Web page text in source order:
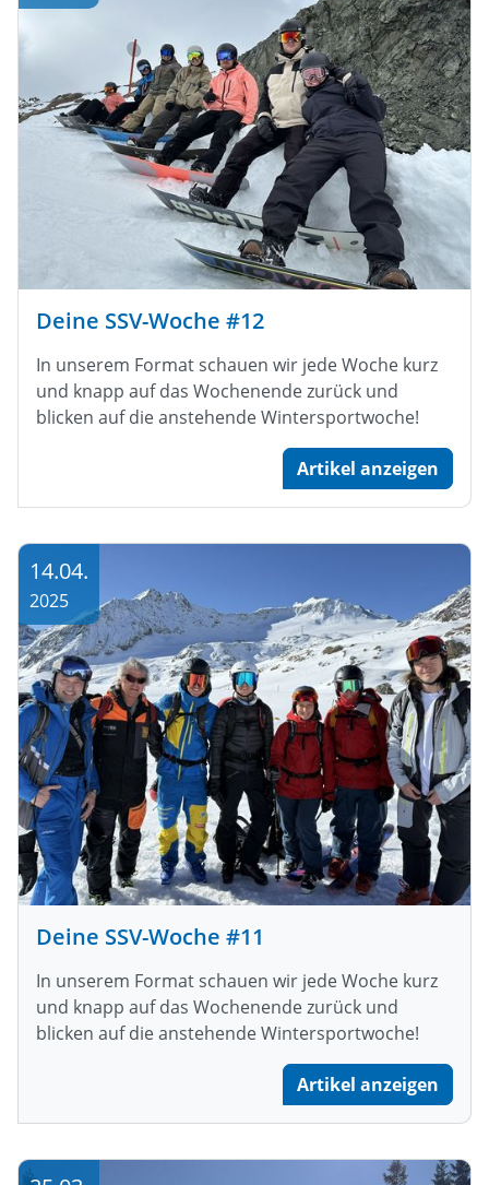
Deine SSV-Woche #12
In unserem Format schauen wir jede Woche kurz
und knapp auf das Wochenende zurück und
blicken auf die anstehende Wintersportwoche!
Artikel anzeigen
Deine SSV-Woche #11
In unserem Format schauen wir jede Woche kurz
und knapp auf das Wochenende zurück und
blicken auf die anstehende Wintersportwoche!
Artikel anzeigen
14.04.
2025